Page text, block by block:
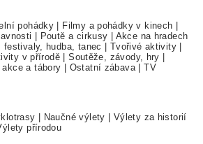
pohádky | Filmy a pohádky v kinech |
| Poutě a cirkusy | Akce na hradech
festivaly, hudba, tanec | Tvořivé aktivity |
v přírodě |Soutěže, závody, hry |
akce a tábory | Ostatní zábava |TV
| Naučné výlety | Výlety za historií
přírodou